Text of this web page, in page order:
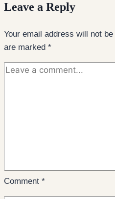
Leave a Reply
Your email address will not
are marked *
Comment *